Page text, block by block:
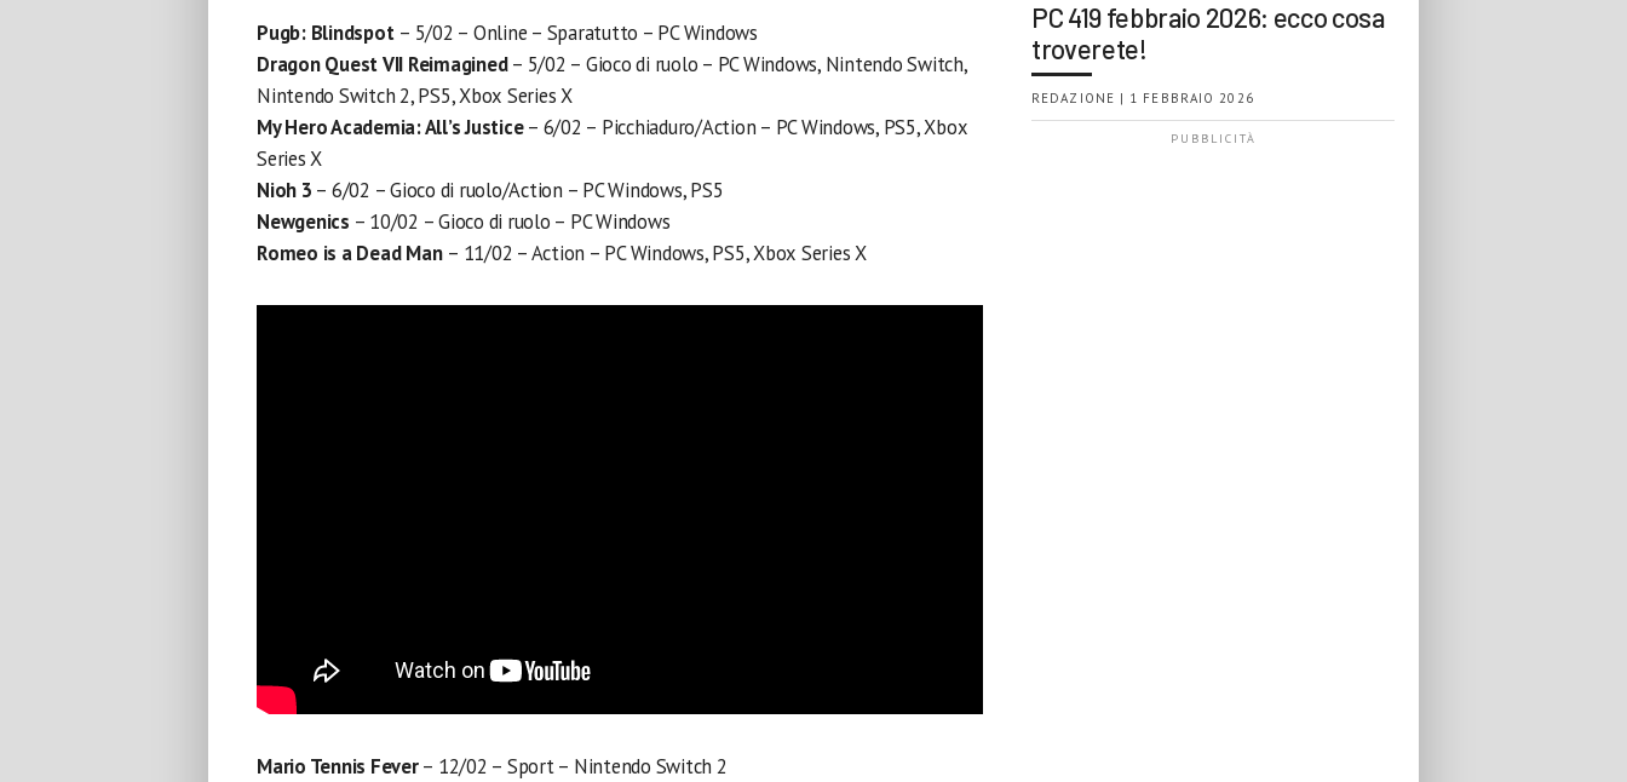
Pugb: Blindspot – 5/02 – Online – Sparatutto – PC Windows
Dragon Quest VII Reimagined– 5/02 – Gioco di ruolo – PC Windows, Nintendo Switch,
Nintendo Switch 2, PS5, Xbox Series X
My Hero Academia: All’s Justice– 6/02 – Picchiaduro/Action – PC Windows, PS5, Xbox
Series X
Nioh 3 – 6/02 – Gioco di ruolo/Action – PC Windows, PS5
Newgenics – 10/02 – Gioco di ruolo – PC Windows
Romeo is a Dead Man – 11/02 – Action – PC Windows, PS5, Xbox Series X
Mario Tennis Fever– 12/02 – Sport – Nintendo Switch 2
PC 419 febbraio 2026: ecco cosa
troverete!
REDAZIONE | 1 FEBBRAIO 2026